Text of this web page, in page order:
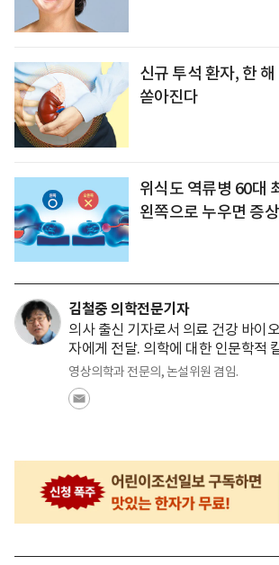
신규 투석 환자, 한
쏟아진다
위식도 역류병 60대
왼쪽으로 누우면 증
김철중 의학전문기자
의사 출신 기자로서 의료 건강 바이
자에게 전달. 의학에 대한 인문학적
영상의학과 전문의, 논설위원 겸임.